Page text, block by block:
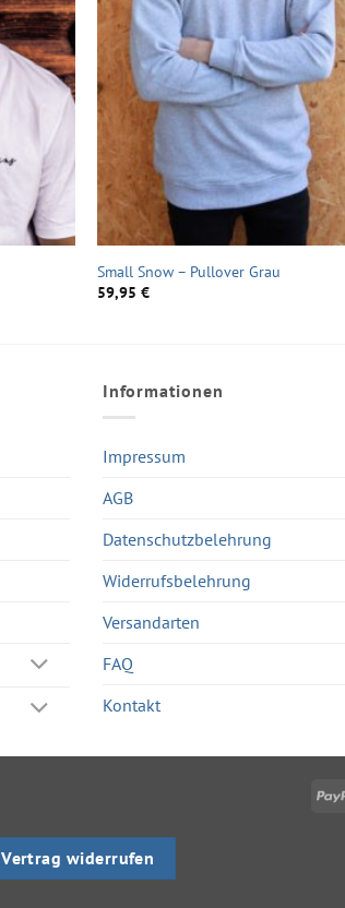
Small Snow – Pullover Grau
59,95 €
Informationen
Impressum
AGB
Datenschutzbelehrung
Widerrufsbelehrung
Versandarten
FAQ
Kontakt
Vertrag widerrufen